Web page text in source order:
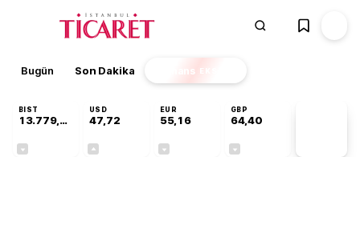
Bugün Son Dakika Finans EKSTRA
BIST
13.779,39
USD
47,72
EUR
55,16
GBP
64,40